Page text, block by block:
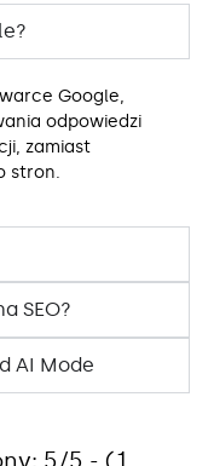
Google,
odpowiedzi
zamiast
stron.
SEO?
AI Mode